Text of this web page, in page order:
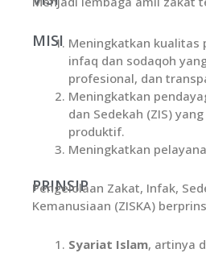
MISI Meningkatkan kualitas
infaq dan sodaqoh
profesional, dan
Meningkatkan
dan Sedekah (ZIS)
produktif.
Meningkatkan
PRINSIP
Pengelolaan Zakat, Infak,
Kemanusiaan (ZISKA)
Syariat Islam, artinya